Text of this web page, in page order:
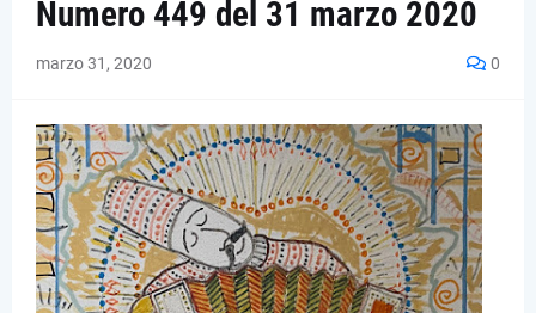
Numero 449 del 31 marzo 2020
marzo 31, 2020 0